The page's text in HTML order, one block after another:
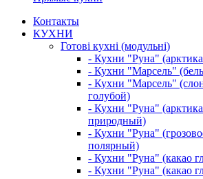
Контакты
КУХНИ
Готові кухні (модульні)
- Кухни "Руна"
- Кухни "Марсель"
- Кухни "Марсель"
голубой)
- Кухни "Руна"
природный)
- Кухни "Руна"
полярный)
- Кухни "Руна" (какао
- Кухни "Руна" (какао